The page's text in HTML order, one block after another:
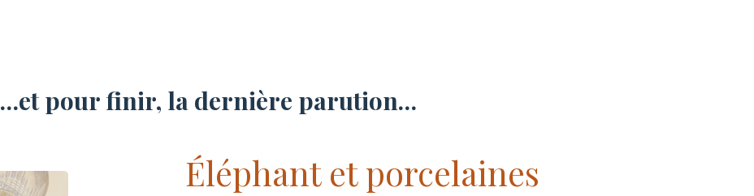
…et pour finir, la dernière parution…
Éléphant et porcelaines